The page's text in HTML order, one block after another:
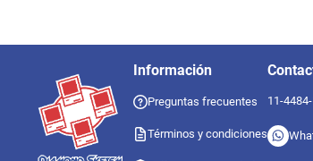
Información
Preguntas frecuentes
Términos y condiciones
11-